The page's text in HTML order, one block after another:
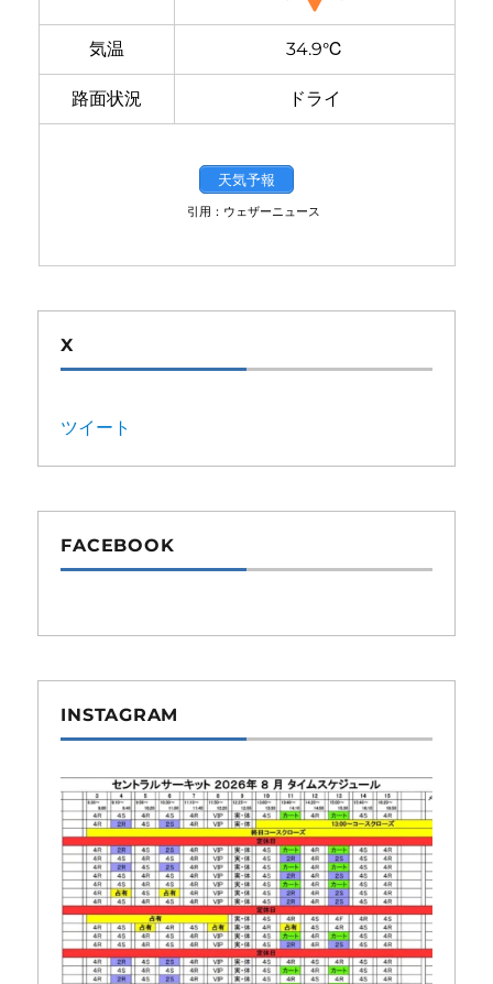
気温 34.9℃
路面状況 ドライ
天気予報
引用：ウェザーニュース
X
ツイート
FACEBOOK
INSTAGRAM